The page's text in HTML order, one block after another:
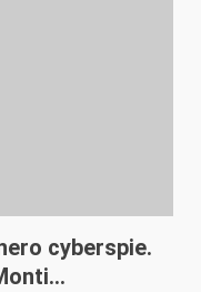
cyberspie.